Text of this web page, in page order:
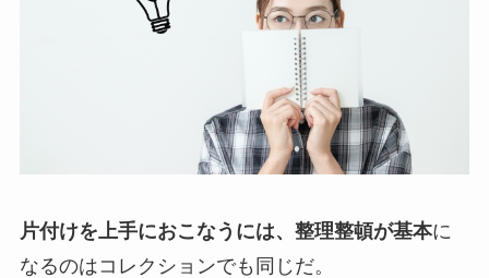
片付けを上手におこなうには、整理整頓が基本に
なるのはコレクションでも同じだ。